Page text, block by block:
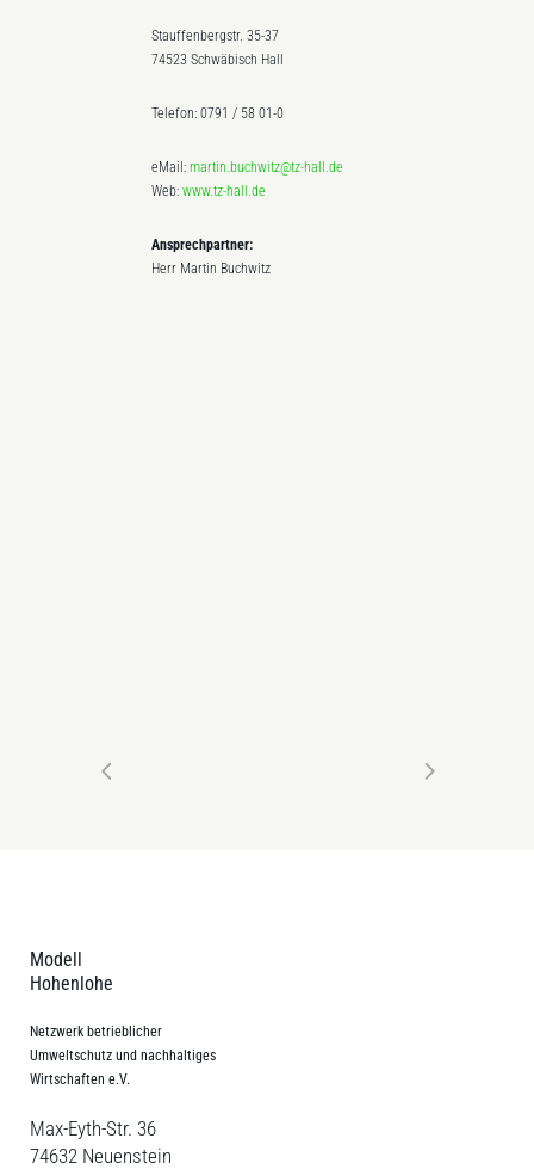
Stauffenbergstr. 35-37
74523 Schwäbisch Hall
Telefon: 0791 / 58 01-0
eMail: martin.buchwitz@tz-hall.de
Web: www.tz-hall.de
Ansprechpartner:
Herr Martin Buchwitz
Modell
Hohenlohe
Netzwerk betrieblicher
Umweltschutz und nachhaltiges
Wirtschaften e.V.
Max-Eyth-Str. 36
74632 Neuenstein